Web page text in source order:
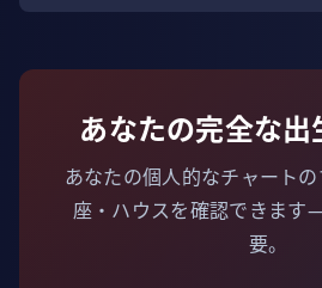
あなたの完全な出
あなたの個人的なチャート
座・ハウスを確認できま
要。